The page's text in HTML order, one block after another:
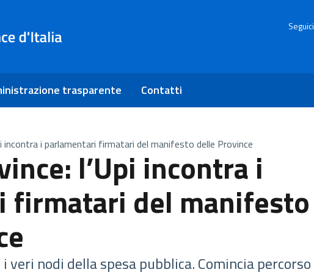
trasparente Contatti
incontra i parlamentari firmatari del manifesto delle Province
l’Upi incontra i
firmatari del manifesto
veri nodi della spesa pubblica. Comincia percorso